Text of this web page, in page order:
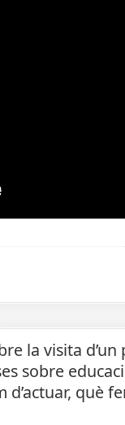
la visita
sobre
què